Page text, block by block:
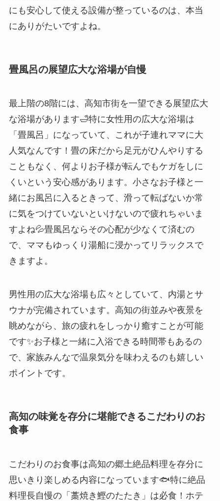
にも安心して使える設備が整っているのは、本当
にありがたいですよね。
畳風呂の展望広大な浴場が自慢
最上階の8階には、高知市街を一望できる展望広大
な浴場があります🛁特に女性用の広大な浴場は
「畳風呂」になっていて、これが子連れママに大
人気なんです！畳の床だから足元がひんやりする
こともなく、何よりお子様が転んでもケガをしに
くいという安心感があります。小さなお子様と一
緒にお風呂に入るときって、滑って転ばないか常
に気をつけていないといけないので疲れちゃいま
すよね💦畳風呂ならその心配が少なくて済むの
で、ママもゆっくり湯船に浸かってリラックスで
きますよ。
男性用の広大な浴場も広々としていて、内湯とサ
ウナが完備されています。高知の街並みや夜景を
眺めながら、旅の疲れをしっかり癒すことが可能
です✨お子様と一緒に入浴できる時間帯もあるの
で、家族みんなで温泉気分を味わえるのも嬉しい
ポイントです。
高知の味覚を存分に堪能できるこだわりのお
食事
こだわりのお食事は高知の郷土絶品料理を存分に
思いきり楽しめる内容になっています🐟特に絶品
料理長自慢の「藁焼き鰹のたたき」は必食！ホテ